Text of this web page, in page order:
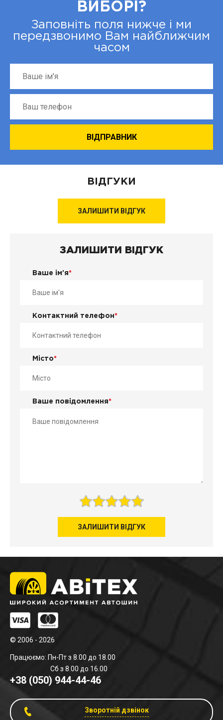
ВИБОРІ?
Заповніть поля нижче і ми
передзвонимо Вам найближчим
часом
ВІДГУКИ
ЗАЛИШИТИ ВІДГУК
ЗАЛИШИТИ ВІДГУК
Ваше ім'я*
Контактний телефон*
Місто*
Ваше повідомлення*
ЗАЛИШИТИ ВІДГУК
© 2006 - 2026
Працюємо: Пн-Пт з 8.00 до 18.00
Сб з 8.00 до 16.00
+38 (050) 944-44-46
Зворотній дзвінок